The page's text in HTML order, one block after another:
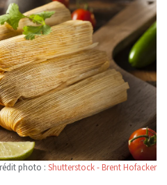
photo : Shutterstock - Brent Hofacker